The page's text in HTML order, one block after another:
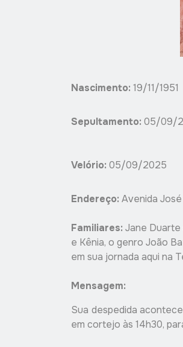
Nascimento: 19/11/1951
Sepultamento: 05/09/
Velório: 05/09/2025
Endereço: Avenida
Familiares: Jane Duarte
e Kênia, o genro João
em sua jornada aqui na
Mensagem:
Sua despedida
em cortejo às 14h30,